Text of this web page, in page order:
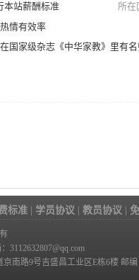
本站薪酬标准 所在
情有效率
国家级杂志《中华家教》里有
标准 学员协议 教员协议
3112632807@qq.com
南路9号吉盛昌工业区E栋6楼 邮编